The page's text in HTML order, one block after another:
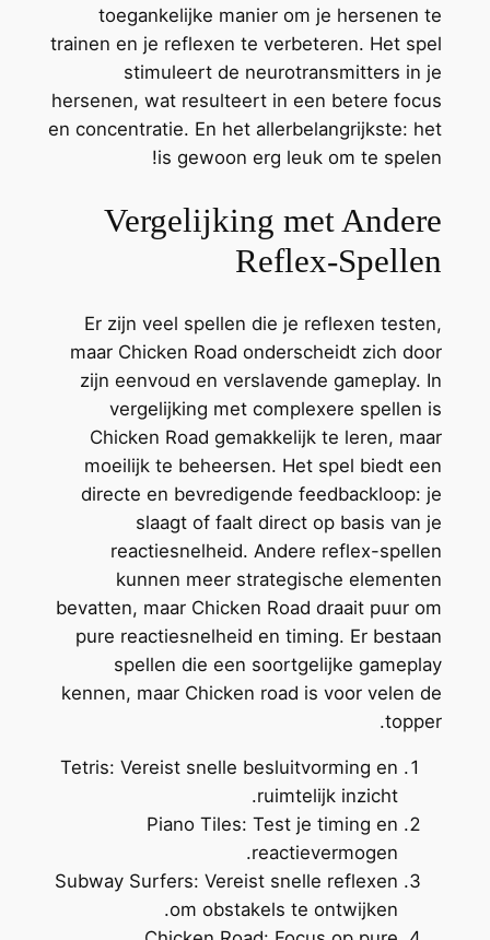
toegankelijke manier om je hersenen te
trainen en je reflexen te verbeteren. Het spel
stimuleert de neurotransmitters in je
hersenen, wat resulteert in een betere focus
en concentratie. En het allerbelangrijkste: het
is gewoon erg leuk om te spelen!
Vergelijking met Andere
Reflex-Spellen
Er zijn veel spellen die je reflexen testen,
maar Chicken Road onderscheidt zich door
zijn eenvoud en verslavende gameplay. In
vergelijking met complexere spellen is
Chicken Road gemakkelijk te leren, maar
moeilijk te beheersen. Het spel biedt een
directe en bevredigende feedbackloop: je
slaagt of faalt direct op basis van je
reactiesnelheid. Andere reflex-spellen
kunnen meer strategische elementen
bevatten, maar Chicken Road draait puur om
pure reactiesnelheid en timing. Er bestaan
spellen die een soortgelijke gameplay
kennen, maar Chicken road is voor velen de
topper.
Tetris: Vereist snelle besluitvorming en
ruimtelijk inzicht.
Piano Tiles: Test je timing en
reactievermogen.
Subway Surfers: Vereist snelle reflexen
om obstakels te ontwijken.